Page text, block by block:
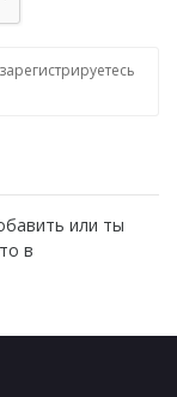
или ты
в